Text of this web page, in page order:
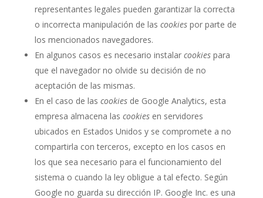
representantes legales pueden garantizar la correcta
o incorrecta manipulación de las cookiespor parte de
los mencionados navegadores.
En algunos casos es necesario instalar cookiespara
que el navegador no olvide su decisión de no
aceptación de las mismas.
En el caso de las cookiesde Google Analytics, esta
empresa almacena las cookiesen servidores
ubicados en Estados Unidos y se compromete a no
compartirla con terceros, excepto en los casos en
los que sea necesario para el funcionamiento del
sistema o cuando la ley obligue a tal efecto. Según
Google no guarda su dirección IP. Google Inc. es una